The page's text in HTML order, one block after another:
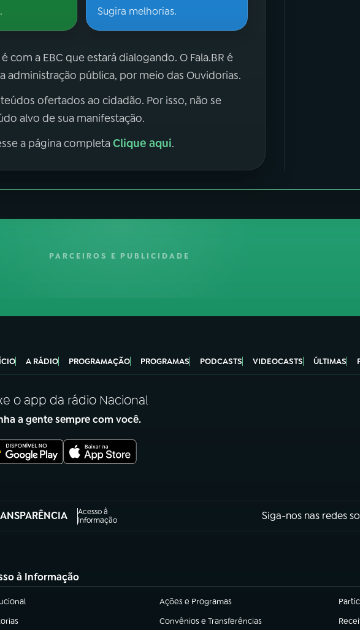
Sugira melhorias.
com a EBC que estará dialogando. O Fala.BR é
pública, por meio das Ouvidorias.
ofertados ao cidadão. Por isso, não se
alvo de sua manifestação.
a página completaClique aqui.
PARCEIROS E PUBLICIDADE
A RÁDIO PROGRAMAÇÃO PROGRAMAS PODCASTS VIDEOCASTS ÚLTIMAS
o app da rádio Nacional
a gente sempre com você.
Acesso à
Informação
nova aba) Siga-nos nas redes
à Informação
nova aba) Ações e Programas
(abre em nova aba)
(abre
nova aba) Convênios e Transferências
(abre em nova aba) (abre